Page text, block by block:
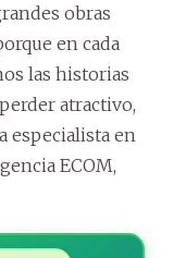
obras
en cada
las historias
atractivo,
especialista en
ECOM,